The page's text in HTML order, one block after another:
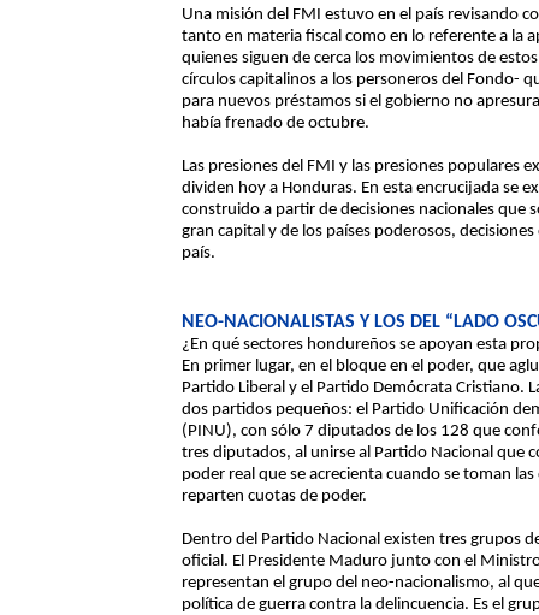
Una misión del FMI estuvo en el país revisando
tanto en materia fiscal como en lo referente a la
quienes siguen de cerca los movimientos de
círculos capitalinos a los personeros del Fondo-
para nuevos préstamos si el gobierno no
había frenado de octubre.
Las presiones del FMI y las presiones populares
dividen hoy a Honduras. En esta encrucijada se
construido a partir de decisiones nacionales que
gran capital y de los países poderosos,
país.
NEO-NACIONALISTAS Y LOS DEL “LADO
¿En qué sectores hondureños se apoyan esta
En primer lugar, en el bloque en el poder, que
Partido Liberal y el Partido Demócrata Cristiano.
dos partidos pequeños: el Partido Unificación
(PINU), con sólo 7 diputados de los 128 que
tres diputados, al unirse al Partido Nacional que
poder real que se acrecienta cuando se toman
reparten cuotas de poder.
Dentro del Partido Nacional existen tres grupos
oficial. El Presidente Maduro junto con el
representan el grupo del neo-nacionalismo, al
política de guerra contra la delincuencia. Es el